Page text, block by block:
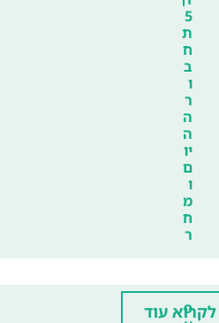
5
ת
ח
ב
ו
ר
ה
ה
יו
ם
ו
מ
ח
ר
פ
לקרוא עוד